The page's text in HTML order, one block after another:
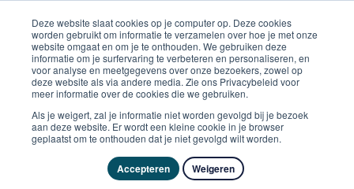
Deze website slaat cookies op je computer op. Deze cookies
worden gebruikt om informatie te verzamelen over hoe je met onze
website omgaat en om je te onthouden. We gebruiken deze
informatie om je surfervaring te verbeteren en personaliseren, en
voor analyse en meetgegevens over onze bezoekers, zowel op
deze website als via andere media. Zie ons Privacybeleid voor
meer informatie over de cookies die we gebruiken.
Als je weigert, zal je informatie niet worden gevolgd bij je bezoek
aan deze website. Er wordt een kleine cookie in je browser
geplaatst om te onthouden dat je niet gevolgd wilt worden.
Accepteren Weigeren
Hond Hoe behandel je oormijt bij honden
Oormijt bij honden:
Effectieve
behandelmethoden en tips